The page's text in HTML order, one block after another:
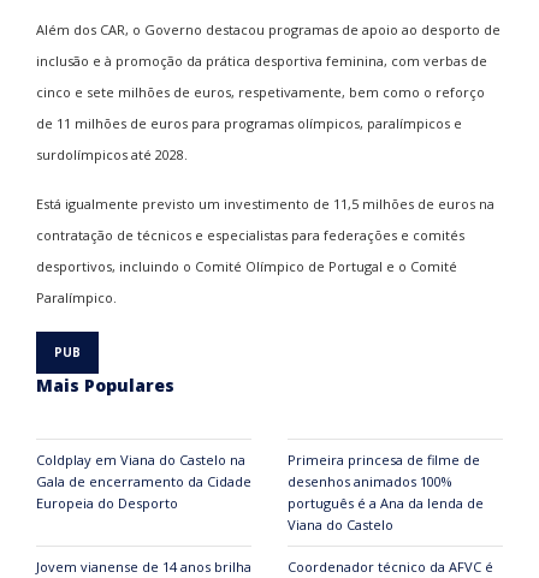
Além dos CAR, o Governo destacou programas de apoio ao desporto de
inclusão e à promoção da prática desportiva feminina, com verbas de
cinco e sete milhões de euros, respetivamente, bem como o reforço
de 11 milhões de euros para programas olímpicos, paralímpicos e
surdolímpicos até 2028.
Está igualmente previsto um investimento de 11,5 milhões de euros na
contratação de técnicos e especialistas para federações e comités
desportivos, incluindo o Comité Olímpico de Portugal e o Comité
Paralímpico.
Mais Populares
Coldplay em Viana do Castelo na
Gala de encerramento da Cidade
Europeia do Desporto
Primeira princesa de filme de
desenhos animados 100%
português é a Ana da lenda de
Viana do Castelo
Jovem vianense de 14 anos brilha
Coordenador técnico da AFVC é